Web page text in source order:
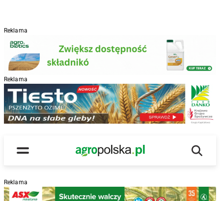
Reklama
Reklama
Menu
Main Logo
Reklama